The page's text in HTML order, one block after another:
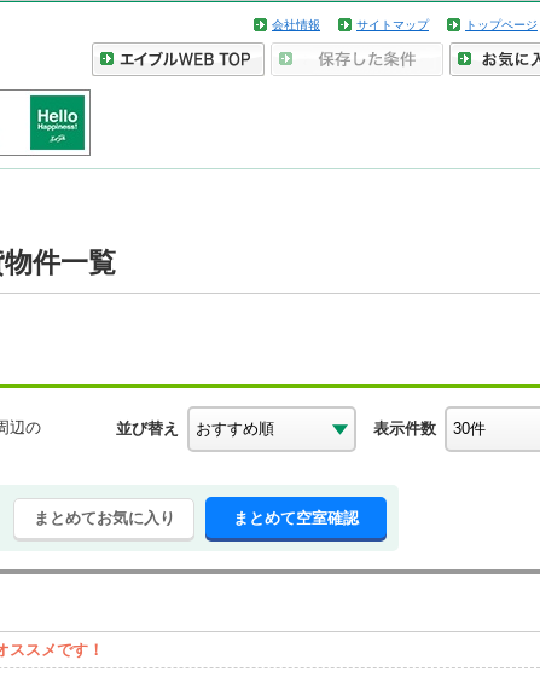
会社情報 サイトマップ トップページ
件一覧
辺の
並び替え 表示件数
まとめてお気に入り まとめて空室確認
ススメです！